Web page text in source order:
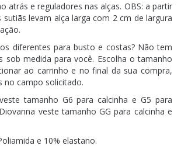
atrás e reguladores nas alças. OBS: a partir
levam alça larga com 2 cm de largura
diferentes para busto e costas? Não tem
sob medida para você. Escolha o tamanho
ao carrinho e no final da sua compra,
no campo solicitado.
tamanho G6 para calcinha e G5 para
veste tamanho GG para calcinha e
e 10% elastano.